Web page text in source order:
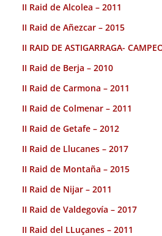
II Raid de Alcolea – 2011
II Raid de Añezcar – 2015
II RAID DE ASTIGARRAGA-
II Raid de Berja – 2010
II Raid de Carmona – 2011
II Raid de Colmenar – 2011
II Raid de Getafe – 2012
II Raid de Llucanes – 2017
II Raid de Montaña – 2015
II Raid de Nijar – 2011
II Raid de Valdegovía – 2017
II Raid del LLuçanes – 2011